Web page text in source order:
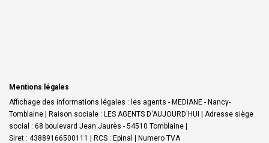
Mentions légales
Affichage des informations légales : les agents - MEDIANE - Nancy-
Tomblaine | Raison sociale : LES AGENTS D'AUJOURD'HUI | Adresse siège
social : 68 boulevard Jean Jaurès - 54510 Tomblaine |
Siret : 43889166500111 | RCS : Epinal | Numero TVA